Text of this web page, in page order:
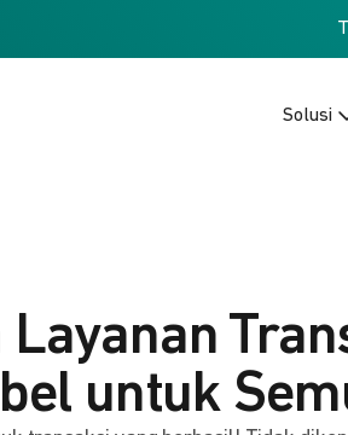
Solusi
Layanan
untuk